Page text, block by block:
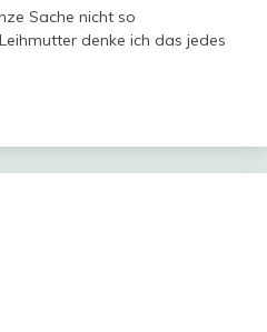
Sache nicht so
denke ich das jedes